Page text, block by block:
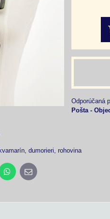
Pošta -
dumorieri, rohovina
WhatsApp
E-
mail